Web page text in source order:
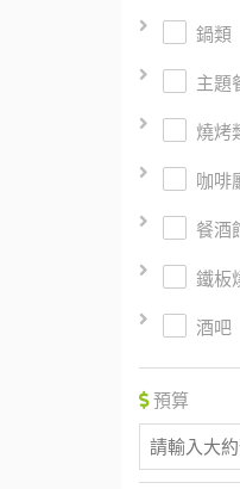
鍋類
主題
燒烤
咖啡
餐酒
鐵板
酒吧
預算